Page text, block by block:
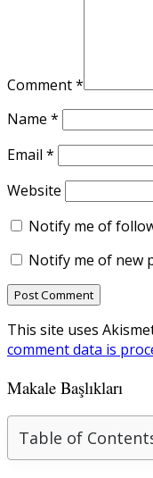
Comment*
Name *
Email *
Website
Notify me of
Notify me of new
This site uses
comment data is
Makale Başlıkları
Table of